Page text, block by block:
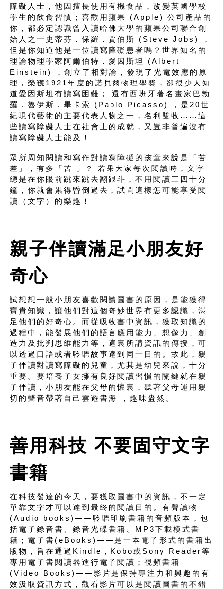
障礙人士，他因擅長使用有機食品，改變英國學校
學生的飲食習慣；喜歡用蘋果 (Apple) 公司產品的
你，都必定認識曾入讀哈佛大學的蘋果公司聯合創
始人之一史蒂芬．保羅．賈伯斯 (Steve Jobs) ，
但是你知道他是一位讀寫障礙患者嗎？世界知名的
理論物理學家阿爾伯特．愛因斯坦 (Albert
Einstein) ，創立了相對論，發現了光電效應的原
理，榮獲1921年度的諾貝爾物理學獎，卻很少人知
道愛因斯坦有讀寫困難； 還有西班牙著名畫家巴勃
羅．魯伊斯．畢卡索 (Pablo Picasso) ，是20世
紀現代藝術的主要代表人物之一，名利雙收……這
些讀寫障礙人士在社會上的成就，又豈非普遍沒有
讀寫障礙人士能及！
眾所周知閱讀和寫作對讀寫障礙的孩童來說是「苦
差」，有多「苦 」？ 若果大家每次閱讀時，文字
總是在你眼前跳來跳去翻跟斗，不用閱讀三四十分
鐘，你就會累得昏倒過去，試問這樣怎可能享受閱
讀（文字）的樂趣！
親子伴讀滿足小朋友好
奇心
試想想一般小朋友喜歡閱讀圖書的原因，是能獲得
寶貴知識，讓他們對這個奇妙世界有更多認識，滿
足他們的好奇心。而從吸收書中資訊，獲取知識的
過程中，能發展他們的語言應用能力、想像力、創
造力及批判思維能力等，這裏所講資訊的傳授，可
以透過口語或者聆聽故事達到同一目的。故此，親
子伴讀對讀寫障礙的兒童，尤其是幼兒來說，十分
重要。要培養子女擁有良好閱讀習慣的關鍵就在親
子伴讀，小朋友能在父母的懷裏，聽著父母運用親
切的聲音帶著自己雲遊書海 ，趣味盎然。
善用科技 不要固守文字
書籍
在科技發達的今天，要獲取圖書中的資訊，不一定
單靠文字才可以達到最終的閱讀目的。有聲讀物
(Audio books)——聆聽印刷書籍的音頻版本，包
括電子錄音書、錄音光碟書籍、MP3下載模式書
籍；電子書(eBooks)——是一本電子形式的書籍出
版物，旨在通過Kindle，Kobo或Sony Reader等
專用電子書閱讀器進行電子閱讀；視頻書籍
(Video Books)——影片是保持專注力和興趣的有
效汲取資訊方式，觀看影片可以是閱讀圖書的不錯